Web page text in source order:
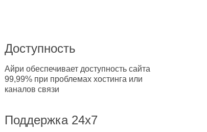
Доступность
Айри обеспечивает доступность сайта
99,99% при проблемах хостинга или
каналов связи
Поддержка 24x7